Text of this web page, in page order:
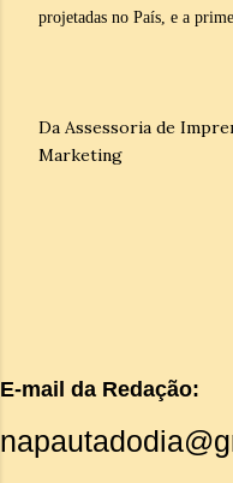
projetadas no País, e a
Da Assessoria de
Marketing
E-mail da Redação: